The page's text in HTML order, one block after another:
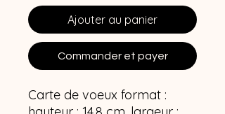
Ajouter au panier
Commander et payer
Carte de voeux format :